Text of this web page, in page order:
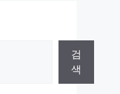
검
색